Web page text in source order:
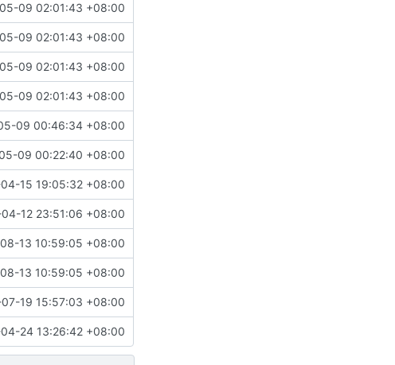
09 02:01:43 +08:00
09 02:01:43 +08:00
09 02:01:43 +08:00
09 02:01:43 +08:00
09 00:46:34 +08:00
09 00:22:40 +08:00
15 19:05:32 +08:00
12 23:51:06 +08:00
13 10:59:05 +08:00
13 10:59:05 +08:00
19 15:57:03 +08:00
24 13:26:42 +08:00